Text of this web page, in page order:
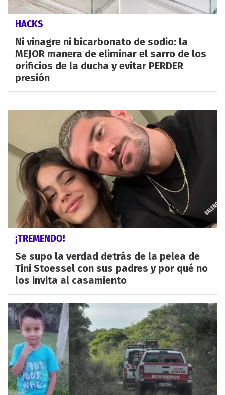
HACKS
Ni vinagre ni bicarbonato de sodio: la
MEJOR manera de eliminar el sarro de los
orificios de la ducha y evitar PERDER
presión
¡TREMENDO!
Se supo la verdad detrás de la pelea de
Tini Stoessel con sus padres y por qué no
los invita al casamiento